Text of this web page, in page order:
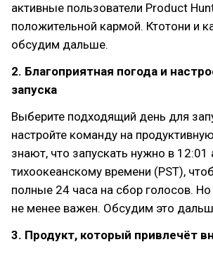
активные пользователи Product
положительной кармой. Ктотони и
обсудим дальше.
2. Благоприятная погода и
запуска
Выберите подходящий день для
настройте команду на
знают, что запускать нужно в 12:01
тихоокеанскому времени (PST),
полные 24 часа на сбор голосов.
не менее важен. Обсудим это
3. Продукт, который привлечёт